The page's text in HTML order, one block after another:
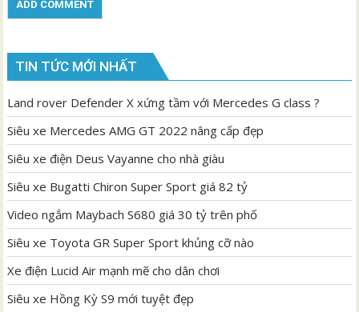
TIN TỨC MỚI NHẤT
Land rover Defender X xứng tầm với Mercedes G class ?
Siêu xe Mercedes AMG GT 2022 nâng cấp đẹp
Siêu xe điện Deus Vayanne cho nhà giàu
Siêu xe Bugatti Chiron Super Sport giá 82 tỷ
Video ngắm Maybach S680 giá 30 tỷ trên phố
Siêu xe Toyota GR Super Sport khủng cỡ nào
Xe điện Lucid Air mạnh mẽ cho dân chơi
Siêu xe Hồng Kỳ S9 mới tuyệt đẹp